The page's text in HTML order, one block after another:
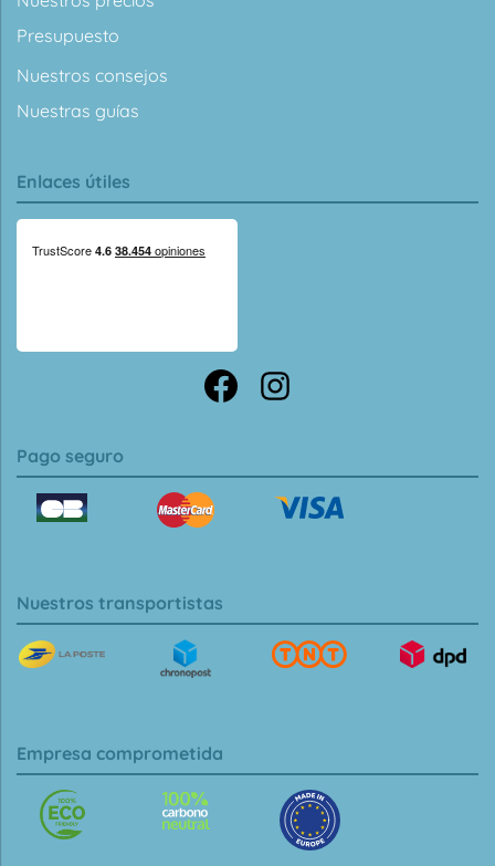
Presupuesto
Nuestros consejos
Nuestras guías
Enlaces útiles
Pago seguro
Nuestros transportistas
Empresa comprometida